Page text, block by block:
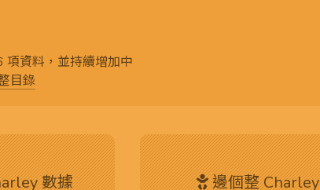
項資料，並持續增加中
目錄
數據 邊個整 Charley